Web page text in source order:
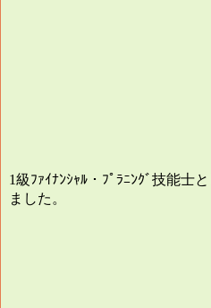
1級ﾌｧｲﾅﾝｼｬﾙ・ﾌﾟﾗﾆﾝｸﾞ技能士
ました。